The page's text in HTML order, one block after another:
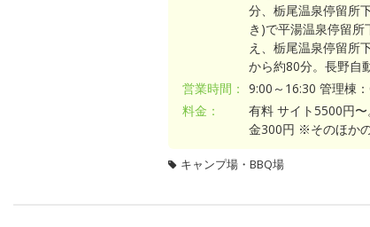
分、栃尾温泉停留所
き)で平湯温泉停留
え、栃尾温泉停留所
から約80分。長野自
営業時間： 9:00～16:30 管理棟
料金：
有料 サイト5500円
金300円 ※そのほか
キャンプ場・BBQ場